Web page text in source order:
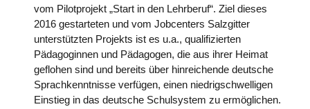
vom Pilotprojekt „Start in den Lehrberuf“. Ziel dieses
2016 gestarteten und vom Jobcenters Salzgitter
unterstützten Projekts ist es u.a., qualifizierten
Pädagoginnen und Pädagogen, die aus ihrer Heimat
geflohen sind und bereits über hinreichende deutsche
Sprachkenntnisse verfügen, einen niedrigschwelligen
Einstieg in das deutsche Schulsystem zu ermöglichen.